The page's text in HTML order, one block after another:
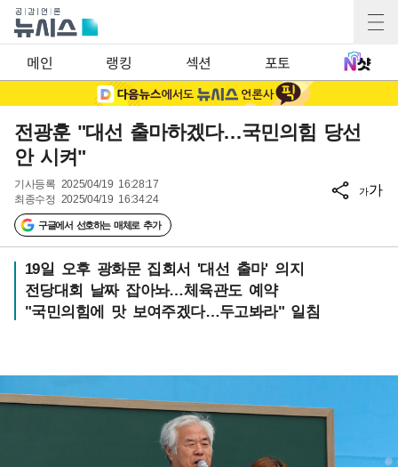
메인 랭킹 섹션 포토
전광훈 "대선 출마하겠다…국민의힘 당선
안 시켜"
기사등록 2025/04/19 16:28:17
최종수정 2025/04/19 16:34:24
구글에서 선호하는 매체로 추가
가가
19일 오후 광화문 집회서 '대선 출마' 의지
전당대회 날짜 잡아놔…체육관도 예약
"국민의힘에 맛 보여주겠다…두고봐라" 일침